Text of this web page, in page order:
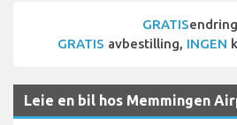
GRATIS
GRATIS avbestilling, INGEN
Leie en bil hos Memmingen